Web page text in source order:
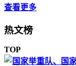
查看更多
热文榜
TOP